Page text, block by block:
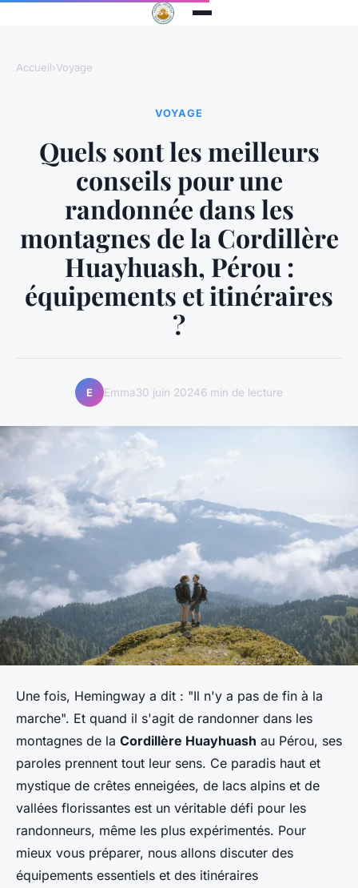
Accueil›Voyage
VOYAGE
Quels sont les meilleurs
conseils pour une
randonnée dans les
montagnes de la Cordillère
Huayhuash, Pérou :
équipements et itinéraires
?
E Emma30 juin 20246 min de lecture
Une fois, Hemingway a dit : "Il n'y a pas de fin à la
marche". Et quand il s'agit de randonner dans les
montagnes de la Cordillère Huayhuash au Pérou, ses
paroles prennent tout leur sens. Ce paradis haut et
mystique de crêtes enneigées, de lacs alpins et de
vallées florissantes est un véritable défi pour les
randonneurs, même les plus expérimentés. Pour
mieux vous préparer, nous allons discuter des
équipements essentiels et des itinéraires